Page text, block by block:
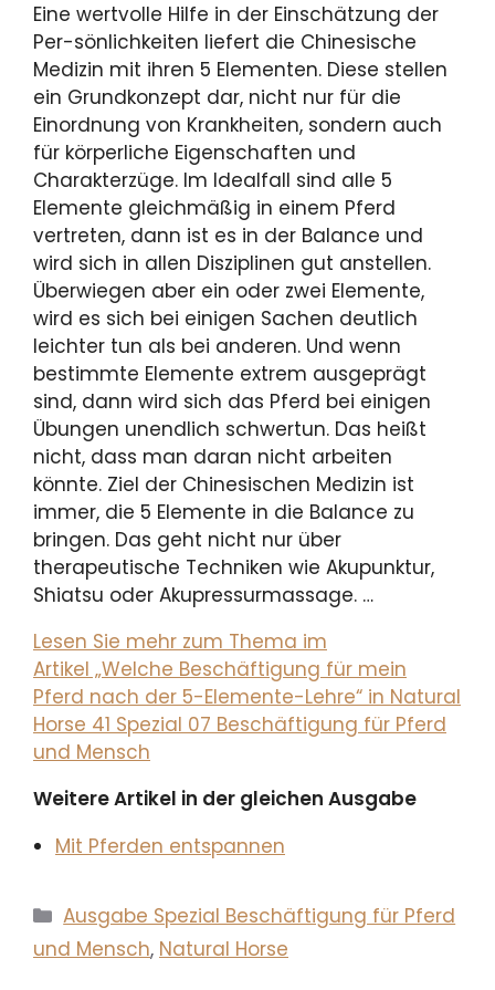
Eine wertvolle Hilfe in der Einschätzung der
Per-sönlichkeiten liefert die Chinesische
Medizin mit ihren 5 Elementen. Diese stellen
ein Grundkonzept dar, nicht nur für die
Einordnung von Krankheiten, sondern auch
für körperliche Eigenschaften und
Charakterzüge. Im Idealfall sind alle 5
Elemente gleichmäßig in einem Pferd
vertreten, dann ist es in der Balance und
wird sich in allen Disziplinen gut anstellen.
Überwiegen aber ein oder zwei Elemente,
wird es sich bei einigen Sachen deutlich
leichter tun als bei anderen. Und wenn
bestimmte Elemente extrem ausgeprägt
sind, dann wird sich das Pferd bei einigen
Übungen unendlich schwertun. Das heißt
nicht, dass man daran nicht arbeiten
könnte. Ziel der Chinesischen Medizin ist
immer, die 5 Elemente in die Balance zu
bringen. Das geht nicht nur über
therapeutische Techniken wie Akupunktur,
Shiatsu oder Akupressurmassage. …
Lesen Sie mehr zum Thema im
Artikel „Welche Beschäftigung für mein
Pferd nach der 5-Elemente-Lehre“ in Natural
Horse 41 Spezial 07 Beschäftigung für Pferd
und Mensch
Weitere Artikel in der gleichen Ausgabe
Mit Pferden entspannen
Kategorien
Ausgabe Spezial Beschäftigung für Pferd
und Mensch, Natural Horse